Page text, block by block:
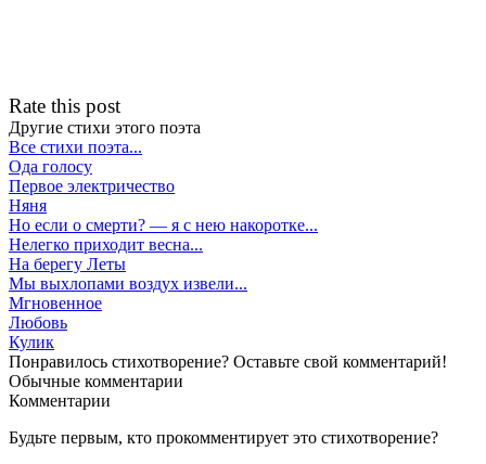
Rate this post
Другие стихи этого поэта
Все стихи поэта...
Ода голосу
Первое электричество
Няня
Но если о смерти? — я с нею накоротке...
Нелегко приходит весна...
На берегу Леты
Мы выхлопами воздух извели...
Мгновенное
Любовь
Кулик
Понравилось стихотворение? Оставьте свой комментарий!
Обычные комментарии
Комментарии
Будьте первым, кто прокомментирует это стихотворение?